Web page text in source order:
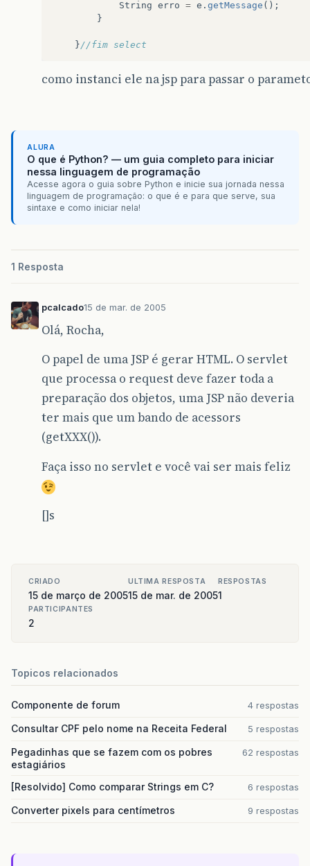
String erro = e . getMessage ();
}
}//fim select
return descricao;
}
como instanci ele na jsp para passar o
ALURA
O que é Python? — um guia completo para iniciar
nessa linguagem de programação
Acesse agora o guia sobre Python e inicie sua jornada nessa
linguagem de programação: o que é e para que serve, sua
sintaxe e como iniciar nela!
1 Resposta
pcalcado15 de mar. de 2005
Olá, Rocha,
O papel de uma JSP é gerar HTML. O servlet
que processa o request deve fazer toda a
preparação dos objetos, uma JSP não deveria
ter mais que um bando de acessors
(getXXX()).
Faça isso no servlet e você vai ser mais feliz
[]s
CRIADO
15 de março de 2005
ULTIMA RESPOSTA
15 de mar. de 2005
RESPOSTAS
1
PARTICIPANTES
2
Topicos relacionados
Componente de forum 4 respostas
Consultar CPF pelo nome na Receita Federal 5 respostas
Pegadinhas que se fazem com os pobres
estagiários
62 respostas
[Resolvido] Como comparar Strings em C? 6 respostas
Converter pixels para centímetros 9 respostas